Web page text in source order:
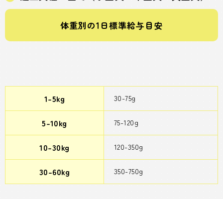
体重別の1日標準給与目安
1-5kg 30-75g
5-10kg 75-120g
10-30kg 120-350g
30-60kg 350-750g